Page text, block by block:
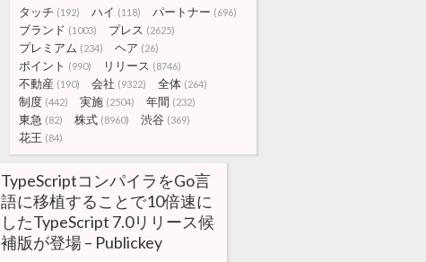
タッチ (192) ハイ (118) パートナー (696)
ブランド (1003) プレス (2625)
プレミアム (234) ヘア (26)
ポイント (990) リリース (8746)
不動産 (190) 会社 (9322) 全体 (264)
制度 (442) 実施 (2504) 年間 (232)
東急 (82) 株式 (8960) 渋谷 (369)
花王 (84)
TypeScriptコンパイラをGo言
語に移植することで10倍速に
したTypeScript 7.0リリース候
補版が登場 – Publickey